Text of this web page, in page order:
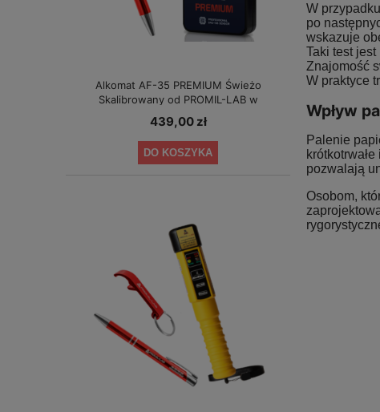
Alkomat AF-35 PREMIUM Świeżo
Skalibrowany od PROMIL-LAB w
specjalnej cenie!
439,00 zł
DO KOSZYKA
W
po
wskazuje
Taki test
Znajomość
W praktyce
Wpływ
Palenie
pozwalają
Osobom,